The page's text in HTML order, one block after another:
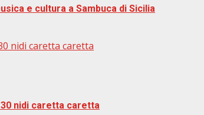
e cultura a Sambuca di Sicilia
nidi caretta caretta
nidi caretta caretta